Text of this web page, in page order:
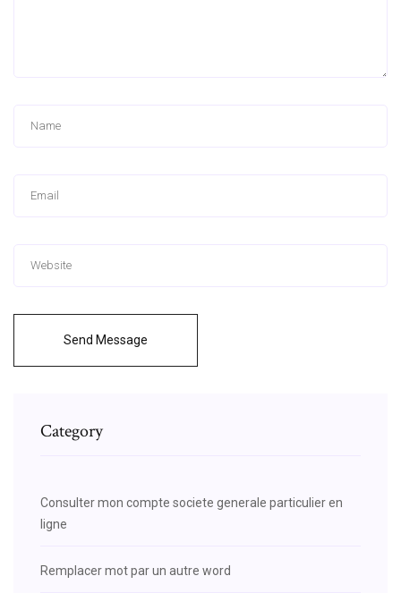
Send Message
Category
Consulter mon compte societe generale particulier en
ligne
Remplacer mot par un autre word